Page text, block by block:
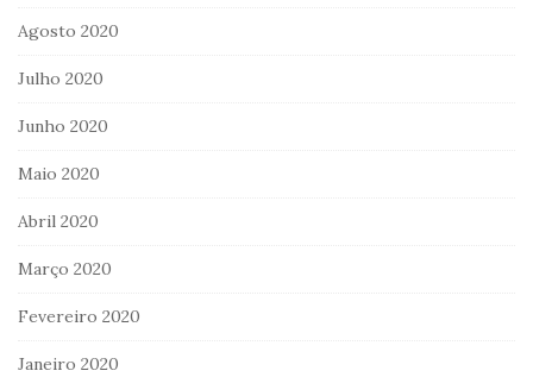
Agosto 2020
Julho 2020
Junho 2020
Maio 2020
Abril 2020
Março 2020
Fevereiro 2020
Janeiro 2020